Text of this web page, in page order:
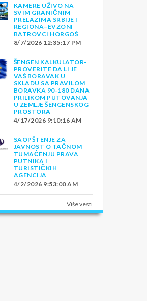
KAMERE UŽIVO NA
SVIM GRANIČNIM
PRELAZIMA SRBIJE I
REGIONA–EVZONI
BATROVCI HORGOŠ
8/7/2026 12:35:17 PM
ŠENGEN KALKULATOR-
PROVERITE DA LI JE
VAŠ BORAVAK U
SKLADU SA PRAVILOM
BORAVKA 90-180 DANA
PRILIKOM PUTOVANJA
U ZEMLJE ŠENGENSKOG
PROSTORA
4/17/2026 9:10:16 AM
SAOPŠTENJE ZA
JAVNOST O TAČNOM
TUMAČENJU PRAVA
PUTNIKA I
TURISTIČKIH
AGENCIJA
4/2/2026 9:53:00 AM
Više vesti